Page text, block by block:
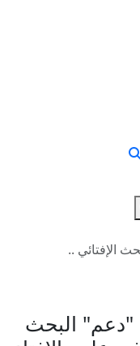
الإفتائي ..
"دعم" البحث